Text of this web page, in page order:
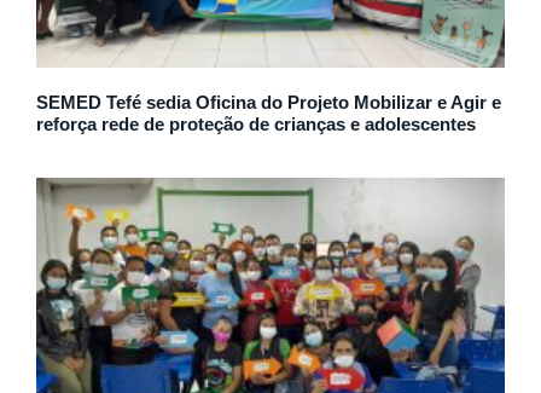
SEMED Tefé sedia Oficina do Projeto Mobilizar e Agir e
reforça rede de proteção de crianças e adolescentes